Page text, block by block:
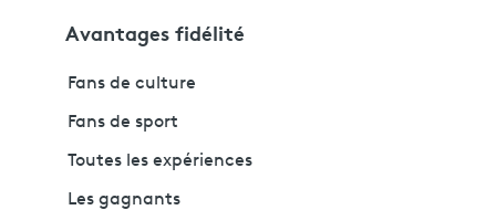
Avantages fidélité
Fans de culture
Fans de sport
Toutes les expériences
Les gagnants